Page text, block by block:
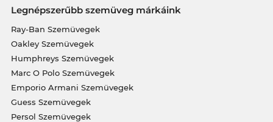
Legnépszerűbb szemüveg márkáink
Ray-Ban Szemüvegek
Oakley Szemüvegek
Humphreys Szemüvegek
Marc O Polo Szemüvegek
Emporio Armani Szemüvegek
Guess Szemüvegek
Persol Szemüvegek